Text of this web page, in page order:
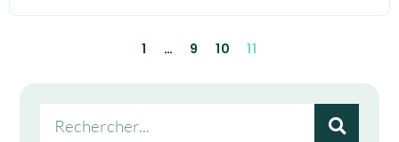
1 … 9 10 11